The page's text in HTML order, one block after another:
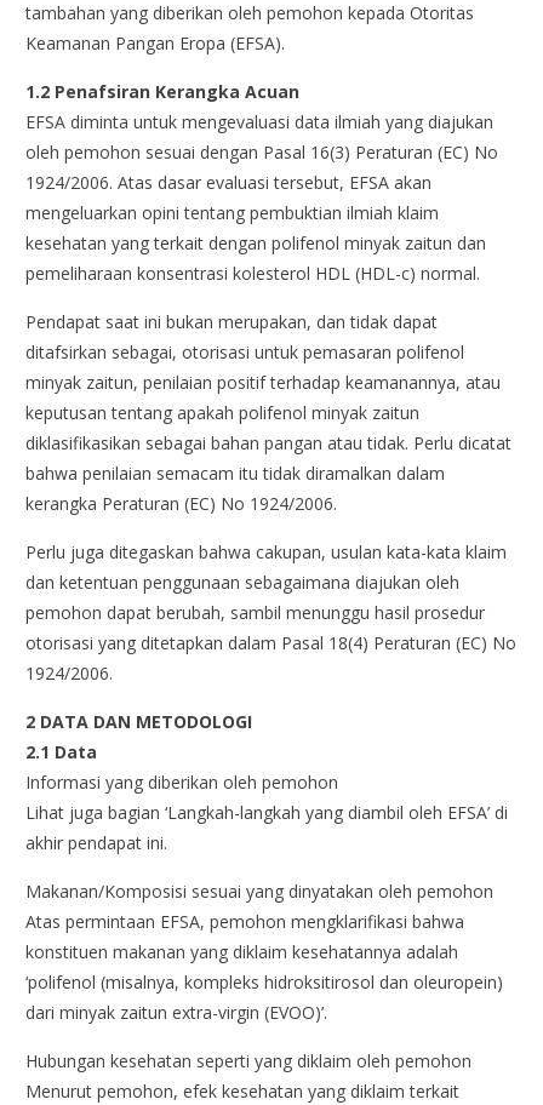
tambahan yang diberikan oleh pemohon kepada Otoritas
Keamanan Pangan Eropa (EFSA).
1.2 Penafsiran Kerangka Acuan
EFSA diminta untuk mengevaluasi data ilmiah yang diajukan
oleh pemohon sesuai dengan Pasal 16(3) Peraturan (EC) No
1924/2006. Atas dasar evaluasi tersebut, EFSA akan
mengeluarkan opini tentang pembuktian ilmiah klaim
kesehatan yang terkait dengan polifenol minyak zaitun dan
pemeliharaan konsentrasi kolesterol HDL (HDL-c) normal.
Pendapat saat ini bukan merupakan, dan tidak dapat
ditafsirkan sebagai, otorisasi untuk pemasaran polifenol
minyak zaitun, penilaian positif terhadap keamanannya, atau
keputusan tentang apakah polifenol minyak zaitun
diklasifikasikan sebagai bahan pangan atau tidak. Perlu dicatat
bahwa penilaian semacam itu tidak diramalkan dalam
kerangka Peraturan (EC) No 1924/2006.
Perlu juga ditegaskan bahwa cakupan, usulan kata-kata klaim
dan ketentuan penggunaan sebagaimana diajukan oleh
pemohon dapat berubah, sambil menunggu hasil prosedur
otorisasi yang ditetapkan dalam Pasal 18(4) Peraturan (EC) No
1924/2006.
2 DATA DAN METODOLOGI
2.1 Data
Informasi yang diberikan oleh pemohon
Lihat juga bagian ‘Langkah-langkah yang diambil oleh EFSA’ di
akhir pendapat ini.
Makanan/Komposisi sesuai yang dinyatakan oleh pemohon
Atas permintaan EFSA, pemohon mengklarifikasi bahwa
konstituen makanan yang diklaim kesehatannya adalah
‘polifenol (misalnya, kompleks hidroksitirosol dan oleuropein)
dari minyak zaitun extra-virgin (EVOO)’.
Hubungan kesehatan seperti yang diklaim oleh pemohon
Menurut pemohon, efek kesehatan yang diklaim terkait